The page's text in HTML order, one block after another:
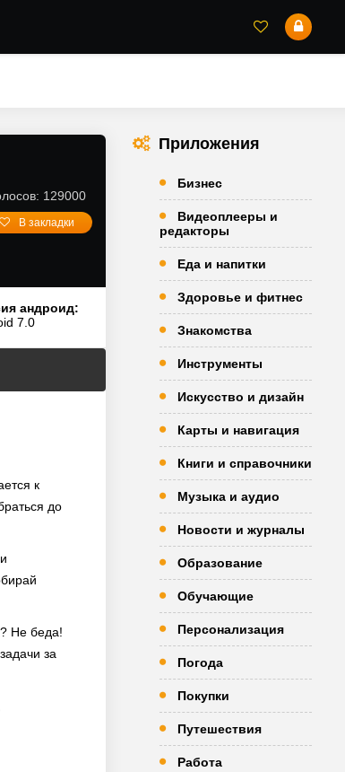
129000
В закладки
андроид:
7.0
к
до
Не беда!
за
Приложения
Бизнес
Видеоплееры и
редакторы
Еда и напитки
Здоровье и фитнес
Знакомства
Инструменты
Искусство и дизайн
Карты и навигация
Книги и справочники
Музыка и аудио
Новости и журналы
Образование
Обучающие
Персонализация
Погода
Покупки
Путешествия
Работа